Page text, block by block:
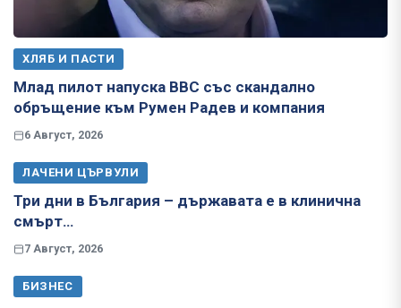
ХЛЯБ И ПАСТИ
Млад пилот напуска ВВС със скандално
обръщение към Румен Радев и компания
6 Август, 2026
ЛАЧЕНИ ЦЪРВУЛИ
Три дни в България – държавата е в клинична
смърт…
7 Август, 2026
БИЗНЕС